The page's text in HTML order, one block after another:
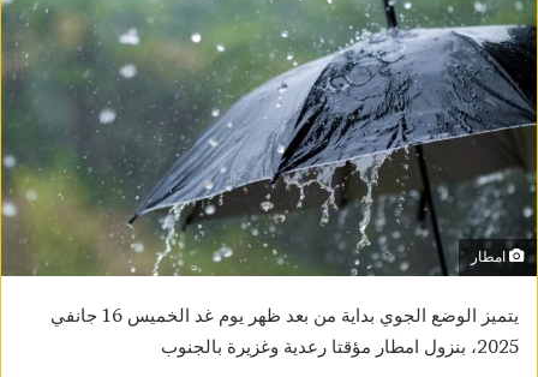
امطار
يتميز الوضع الجوي بداية من بعد ظهر يوم غد الخميس 16 جانفي
2025، بنزول امطار مؤقتا رعدية وغزيرة بالجنوب